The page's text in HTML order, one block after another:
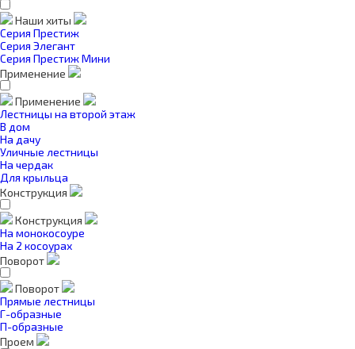
Наши хиты
Серия Престиж
Серия Элегант
Серия Престиж Мини
Применение
Применение
Лестницы на второй этаж
В дом
На дачу
Уличные лестницы
На чердак
Для крыльца
Конструкция
Конструкция
На монокосоуре
На 2 косоурах
Поворот
Поворот
Прямые лестницы
Г-образные
П-образные
Проем